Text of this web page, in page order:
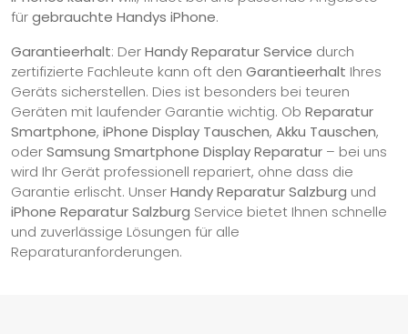
fürgebrauchte Handys iPhone.
Garantieerhalt: DerHandy Reparatur Service durch
zertifizierte Fachleute kann oft den Garantieerhalt Ihres
Geräts sicherstellen. Dies ist besonders bei teuren
Geräten mit laufender Garantie wichtig. Ob Reparatur
Smartphone, iPhone Display Tauschen, Akku Tauschen,
oderSamsung Smartphone Display Reparatur – bei uns
wird Ihr Gerät professionell repariert, ohne dass die
Garantie erlischt. UnserHandy Reparatur Salzburg und
iPhone Reparatur Salzburg Service bietet Ihnen schnelle
und zuverlässige Lösungen für alle
Reparaturanforderungen.